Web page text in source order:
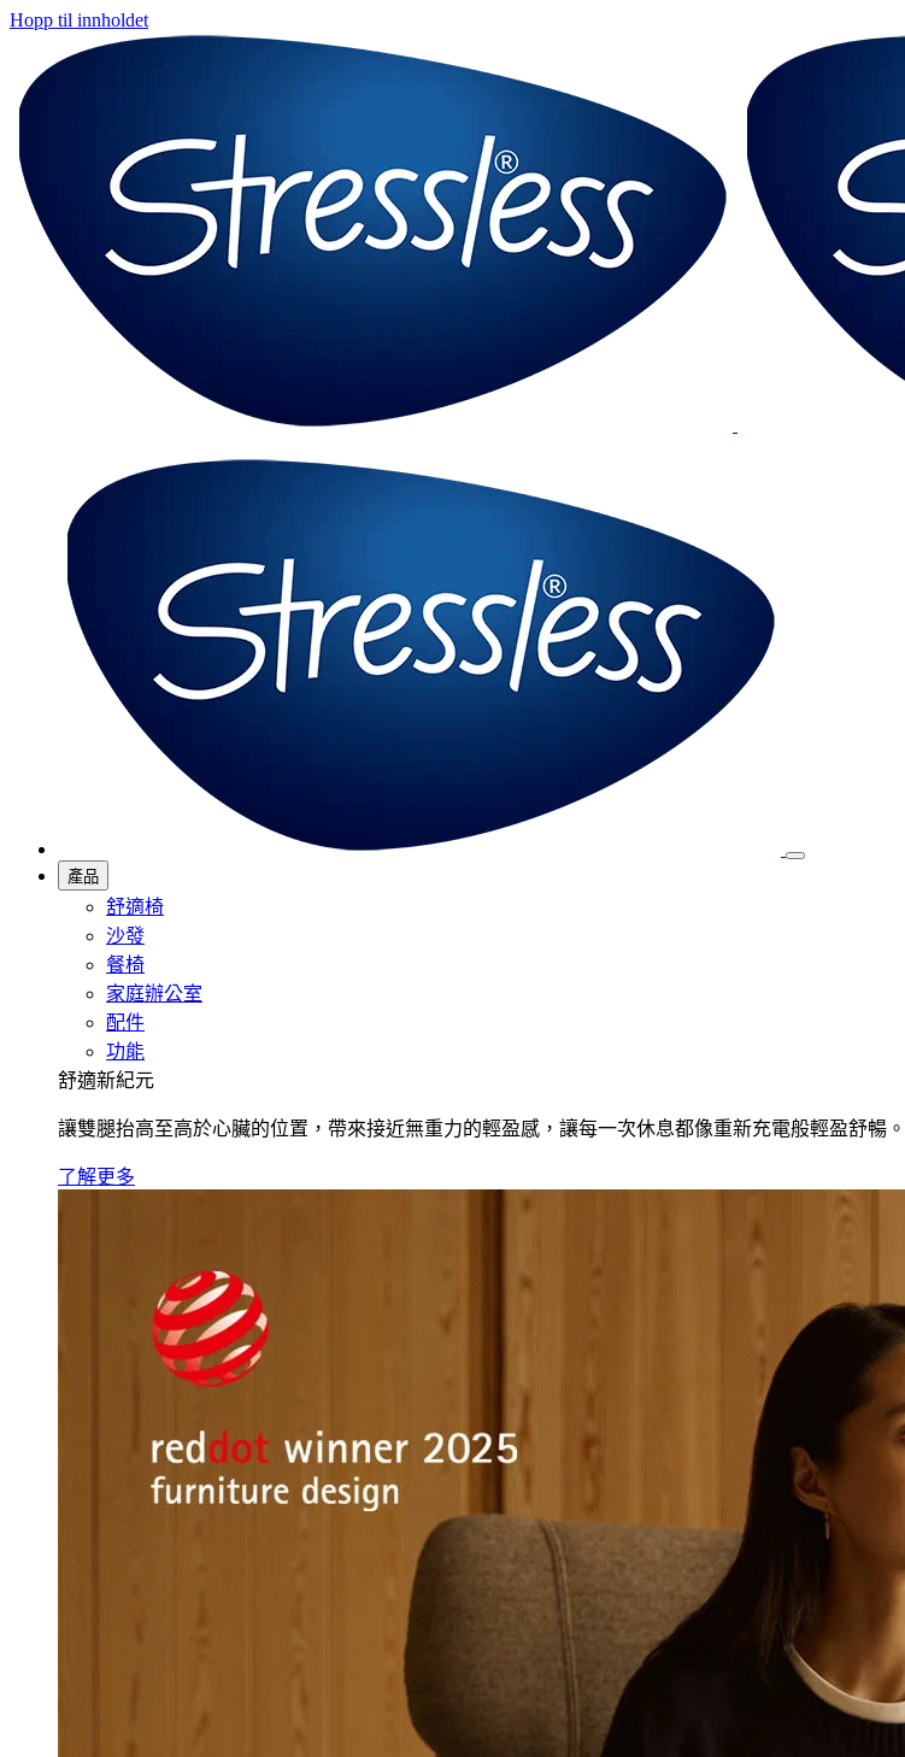
Hopp til innholdet
產品
舒適椅
沙發
餐椅
家庭辦公室
配件
功能
舒適新紀元
讓雙腿抬高至高於心臟的位置，帶來接近無重力的輕盈感，讓每一次休息都像重新充電般輕盈舒暢。
了解更多